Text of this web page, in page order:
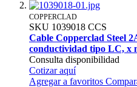
COPPERCLAD
SKU 1039018 CCS
Cable Copperclad Steel
conductividad tipo LC, x
Consulta disponibilidad
Cotizar aquí
Agregar a favoritos